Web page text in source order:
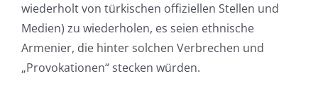
wiederholt von türkischen offiziellen Stellen und
Medien) zu wiederholen, es seien ethnische
Armenier, die hinter solchen Verbrechen und
„Provokationen“ stecken würden.